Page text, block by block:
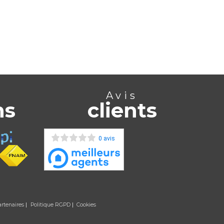
Avis
clients
0 avis
Politique RGPD Cookies